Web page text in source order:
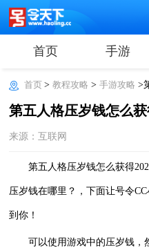
首页 手游
首页>教程攻略 >手游攻略 >
第五人格压岁钱怎么获
来源：互联网
第五人格压岁钱怎么获得
压岁钱在哪里？，下面让号令
到你！
可以使用游戏中的压岁钱，